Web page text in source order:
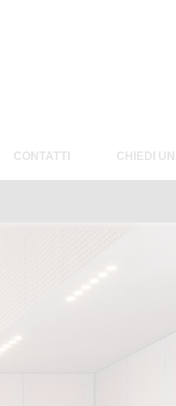
CONTATTI CHIEDI